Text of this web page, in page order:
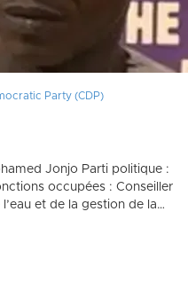
Party (CDP)
Jonjo Parti politique :
occupées : Conseiller
et de la gestion de la…